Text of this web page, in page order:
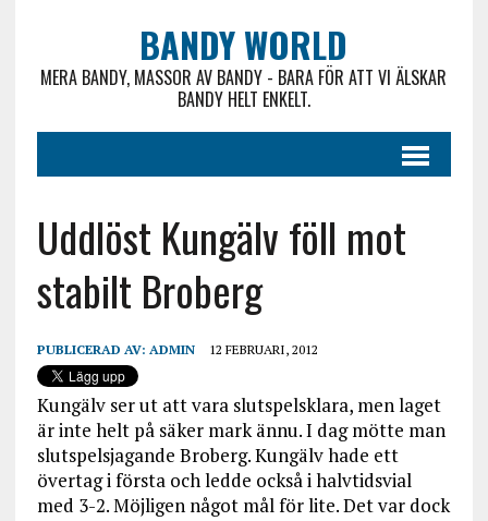
BANDY WORLD
MERA BANDY, MASSOR AV BANDY - BARA FÖR ATT VI ÄLSKAR
BANDY HELT ENKELT.
Uddlöst Kungälv föll mot
stabilt Broberg
PUBLICERAD AV: ADMIN 12 FEBRUARI, 2012
Kungälv ser ut att vara slutspelsklara, men laget
är inte helt på säker mark ännu. I dag mötte man
slutspelsjagande Broberg. Kungälv hade ett
övertag i första och ledde också i halvtidsvial
med 3-2. Möjligen något mål för lite. Det var dock